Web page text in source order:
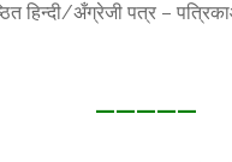
हिन्दी/अँग्रेजी पत्र –
—————